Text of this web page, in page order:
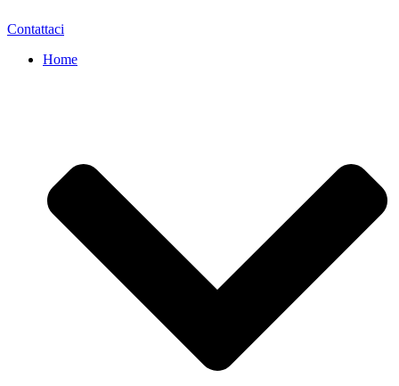
Contattaci
Home